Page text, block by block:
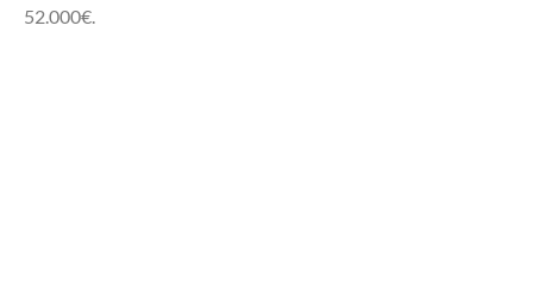
52.000€.